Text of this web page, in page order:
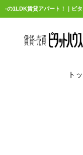
-の1LDK賃貸アパート！｜ピ
ト